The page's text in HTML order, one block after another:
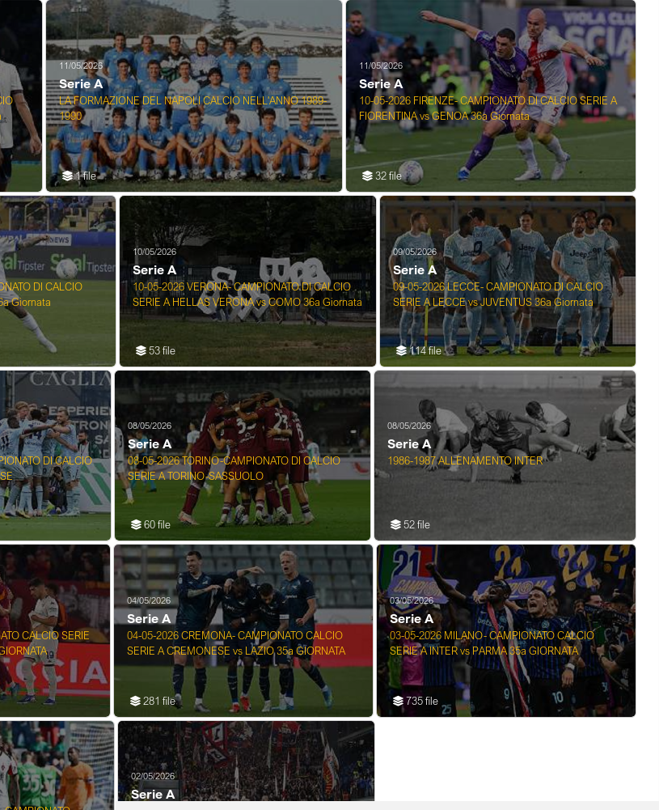
11/05/2026
Serie A
LA FORMAZIONE DEL NAPOLI CALCIO NELL'ANNO 1989-
1990
1 file
11/05/2026
Serie A
10-05-2026 FIRENZE- CAMPIONATO DI CALCIO SERIE A
FIORENTINA vs GENOA 36a Giornata
32 file
DI CALCIO
Giornata
10/05/2026
Serie A
10-05-2026 VERONA- CAMPIONATO DI CALCIO
SERIE A HELLAS VERONA vs COMO 36a Giornata
53 file
09/05/2026
Serie A
09-05-2026 LECCE- CAMPIONATO DI CALCIO
SERIE A LECCE vs JUVENTUS 36a Giornata
114 file
DI CALCIO
08/05/2026
Serie A
08-05-2026 TORINO-CAMPIONATO DI CALCIO
SERIE A TORINO-SASSUOLO
60 file
08/05/2026
Serie A
1986-1987 ALLENAMENTO INTER
52 file
CALCIO SERIE
04/05/2026
Serie A
04-05-2026 CREMONA- CAMPIONATO CALCIO
SERIE A CREMONESE vs LAZIO 35a GIORNATA
281 file
03/05/2026
Serie A
03-05-2026 MILANO- CAMPIONATO CALCIO
SERIE A INTER vs PARMA 35a GIORNATA
735 file
02/05/2026
Serie A